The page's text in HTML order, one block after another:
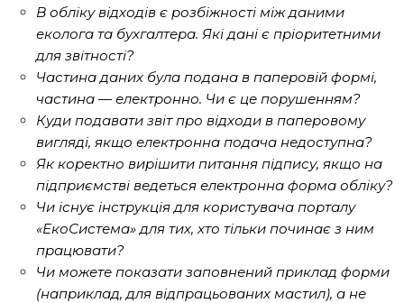
В обліку відходів є розбіжності між даними
еколога та бухгалтера. Які дані є пріоритетними
для звітності?
Частина даних була подана в паперовій формі,
частина — електронно. Чи є це порушенням?
Куди подавати звіт про відходи в паперовому
вигляді, якщо електронна подача недоступна?
Як коректно вирішити питання підпису, якщо на
підприємстві ведеться електронна форма обліку?
Чи існує інструкція для користувача порталу
«ЕкоСистема» для тих, хто тільки починає з ним
працювати?
Чи можете показати заповнений приклад форми
(наприклад, для відпрацьованих мастил), а не